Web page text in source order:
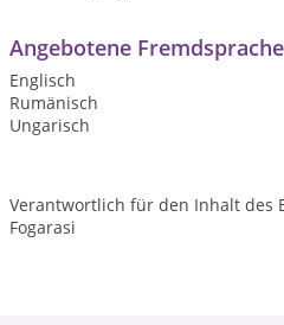
Angebotene
Englisch
Rumänisch
Ungarisch
Verantwortlich für den Inhalt des
Fogarasi